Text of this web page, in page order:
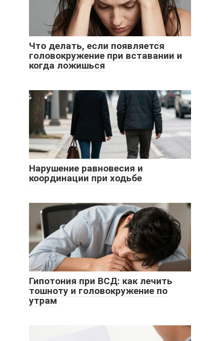
Что делать, если появляется
головокружение при вставании и
когда ложишься
Нарушение равновесия и
координации при ходьбе
Гипотония при ВСД: как лечить
тошноту и головокружение по
утрам